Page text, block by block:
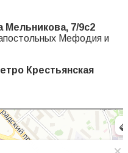
Мельникова, 7/9с2
Мефодия и
Крестьянская